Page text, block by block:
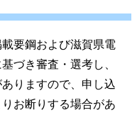
要鋼および滋賀県電
づき審査・選考し、
りますので、申し込
お断りする場合があ